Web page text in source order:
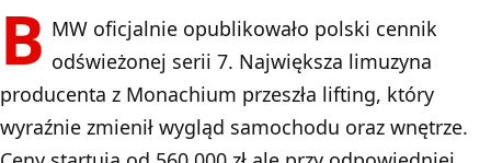
B MW oficjalnie opublikowało polski cennik
odświeżonej serii 7. Największa limuzyna
producenta z Monachium przeszła lifting, który
wyraźnie zmienił wygląd samochodu oraz wnętrze.